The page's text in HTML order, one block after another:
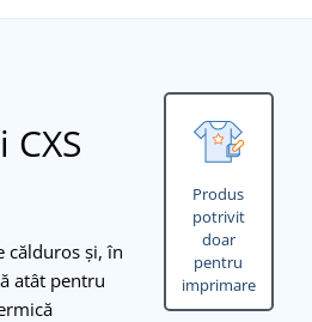
Produs
potrivit
doar
pentru
imprimare
călduros și, în
atât pentru